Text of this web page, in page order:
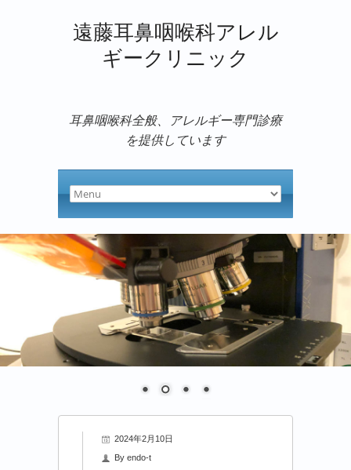
遠藤耳鼻咽喉科アレル
ギークリニック
耳鼻咽喉科全般、アレルギー専門診療
を提供しています
2024年2月10日
By endo-t